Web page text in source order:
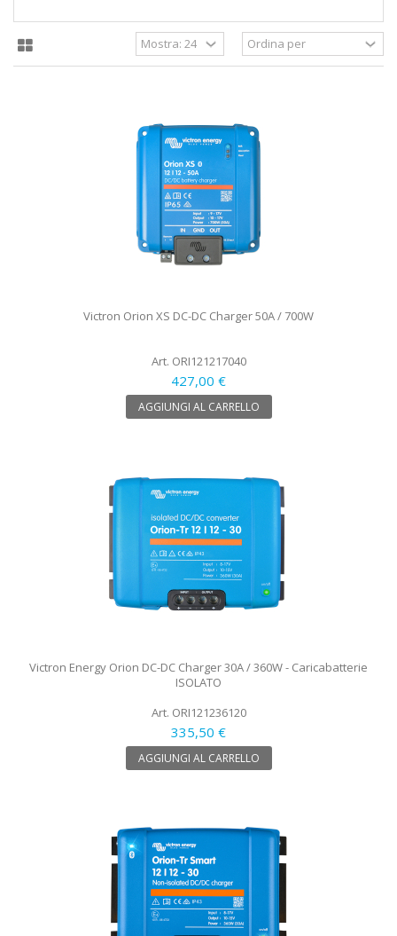
Victron Orion XS DC-DC Charger 50A / 700W
Art. ORI121217040
427,00 €
AGGIUNGI AL CARRELLO
Victron Energy Orion DC-DC Charger 30A / 360W - Caricabatterie
ISOLATO
Art. ORI121236120
335,50 €
AGGIUNGI AL CARRELLO